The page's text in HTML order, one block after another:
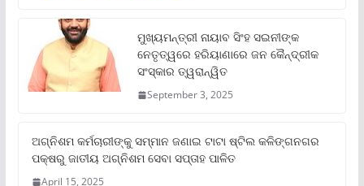
ମୁଖ୍ୟମନ୍ତ୍ରୀ ନାୟାବ ସିଂହ ସଇନୀଙ୍କ
ନେତୃତ୍ୱରେ ହରିୟାଣାରେ ଜନ କୈନ୍ଦ୍ରୀକ
ସଂସ୍କାର ତ୍ୱରାନ୍ୱିତ
September 3, 2025
ଅଗ୍ନିଶମ କର୍ମଚାରୀଙ୍କୁ ସମ୍ମାନ ଜଣାଇ ଟାଟା ଷ୍ଟିଲ କଳିଙ୍ଗନଗର
ପକ୍ଷରୁ ଜାତୀୟ ଅଗ୍ନିଶମ ସେବା ସପ୍ତାହ ପାଳିତ
April 15, 2025